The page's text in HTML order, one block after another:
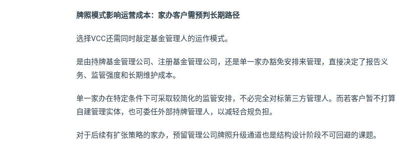
牌照模式影响运营成本：家办客户需预判长期路径
选择VCC还需同时敲定基金管理人的运作模式。
是由持牌基金管理公司、注册基金管理公司，还是单一家办豁免安排来管理，直接决定了报告义
务、监管强度和长期维护成本。
单一家办在特定条件下可采取较简化的监管安排，不必完全对标第三方管理人。而若客户暂不打算
自建管理实体，也可委任外部持牌管理人，以减轻合规负担。
对于后续有扩张策略的家办，预留管理公司牌照升级通道也是结构设计阶段不可回避的课题。